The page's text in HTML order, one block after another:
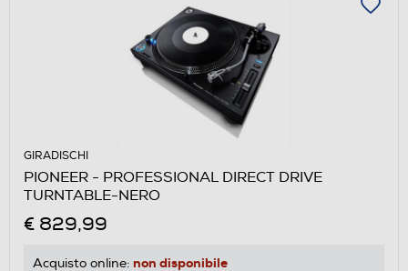
GIRADISCHI
PIONEER - PROFESSIONAL DIRECT DRIVE
TURNTABLE-NERO
€ 829,99
Acquisto online: non disponibile